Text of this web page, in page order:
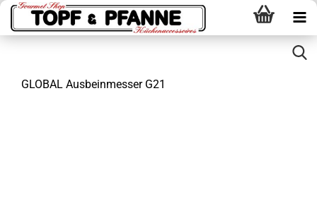
GLOBAL Ausbeinmesser G21